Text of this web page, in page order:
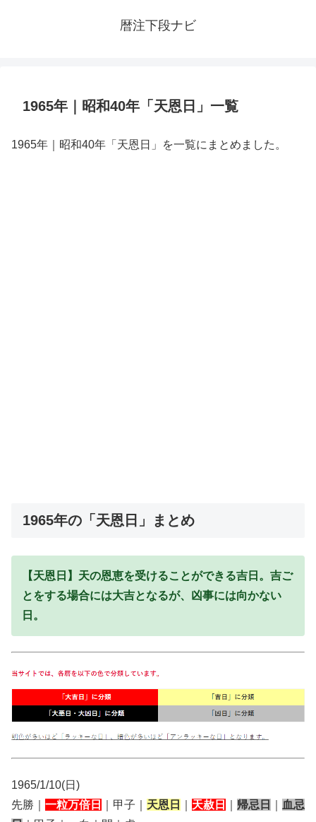
暦注下段ナビ
1965年｜昭和40年「天恩日」一覧
1965年｜昭和40年「天恩日」を一覧にまとめました。
1965年の「天恩日」まとめ
【天恩日】天の恩恵を受けることができる吉日。吉ご
とをする場合には大吉となるが、凶事には向かない
日。
1965/1/10(日)
先勝｜ 一粒万倍日 ｜甲子｜ 天恩日 天赦日 帰忌日
血忌